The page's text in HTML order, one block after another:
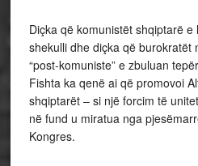
Diçka që komunistët shqiptarë
shekulli dhe diçka që burokratët
“post-komuniste” e zbuluan
Fishta ka qenë ai që promovoi
shqiptarët – si një forcim të
në fund u miratua nga
Kongres.